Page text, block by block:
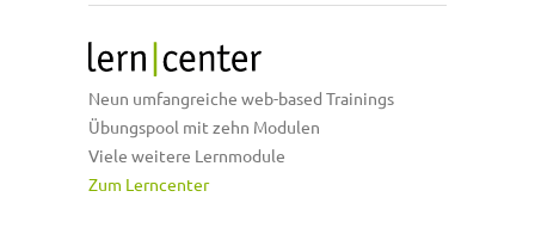
Neun umfangreiche web-based Trainings
Übungspool mit zehn Modulen
Viele weitere Lernmodule
Zum Lerncenter